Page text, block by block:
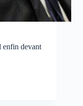
enfin devant